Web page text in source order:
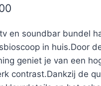
en soundbar bundel
in huis.Door
geniet je van een
contrast.Dankzij de